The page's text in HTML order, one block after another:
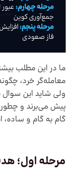
ما در این مطلب
معامله‌گر خرد،
ولی شاید این سوال
پیش می‌برند و چطور
گام به گام و ساده،
مرحله اول؛